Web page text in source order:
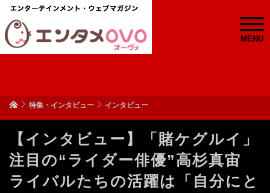
MENU
特集・インタビュー インタビュー
【インタビュー】「賭ケグルイ」
注目の“ライダー俳優”高杉真宙
ライバルたちの活躍は「自分にと